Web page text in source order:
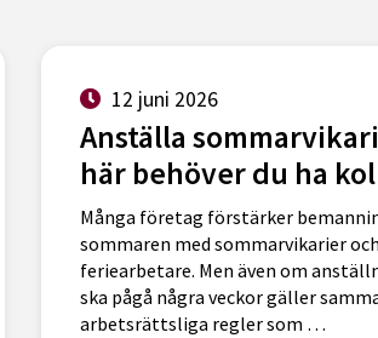
12 juni 2026
Anställa
här behöver du ha
Många företag förstärker
sommaren med sommarvikarier och
feriearbetare. Men även om
ska pågå några veckor gäller
arbetsrättsliga regler som …